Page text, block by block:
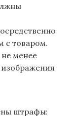
с товаром.
менее
штрафы: